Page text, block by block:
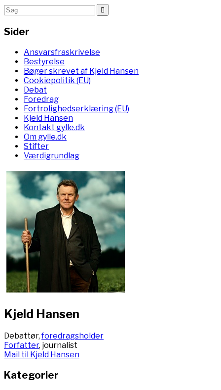
Sider
Ansvarsfraskrivelse
Bestyrelse
Bøger skrevet af Kjeld Hansen
Cookiepolitik (EU)
Debat
Foredrag
Fortrolighedserklæring (EU)
Kjeld Hansen
Kontakt gylle.dk
Om gylle.dk
Stifter
Værdigrundlag
Kjeld Hansen
Debattør,foredragsholder
Forfatter, journalist
Mail til Kjeld Hansen
Kategorier